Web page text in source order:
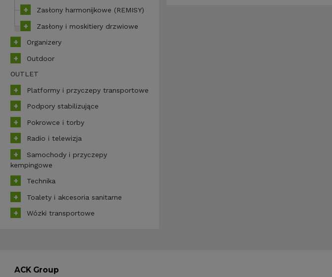
Zasłony harmonijkowe (REMISY)
Zasłony i moskitiery drzwiowe
Organizery
Outdoor
OUTLET
Platformy i przyczepy transportowe
Podpory stabilizujące
Pokrowce i torby
Radio i telewizja
Samochody i przyczepy
kempingowe
Technika
Toalety i akcesoria sanitarne
Wózki transportowe
ACK Group